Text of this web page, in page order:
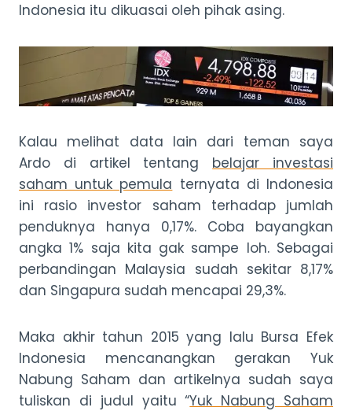
Indonesia itu dikuasai oleh pihak asing.
Kalau melihat data lain dari teman saya
Ardo di artikel tentang belajar investasi
saham untuk pemula ternyata di Indonesia
ini rasio investor saham terhadap jumlah
penduknya hanya 0,17%. Coba bayangkan
angka 1% saja kita gak sampe loh. Sebagai
perbandingan Malaysia sudah sekitar 8,17%
dan Singapura sudah mencapai 29,3%.
Maka akhir tahun 2015 yang lalu Bursa Efek
Indonesia mencanangkan gerakan Yuk
Nabung Saham dan artikelnya sudah saya
tuliskan di judul yaitu “Yuk Nabung Saham